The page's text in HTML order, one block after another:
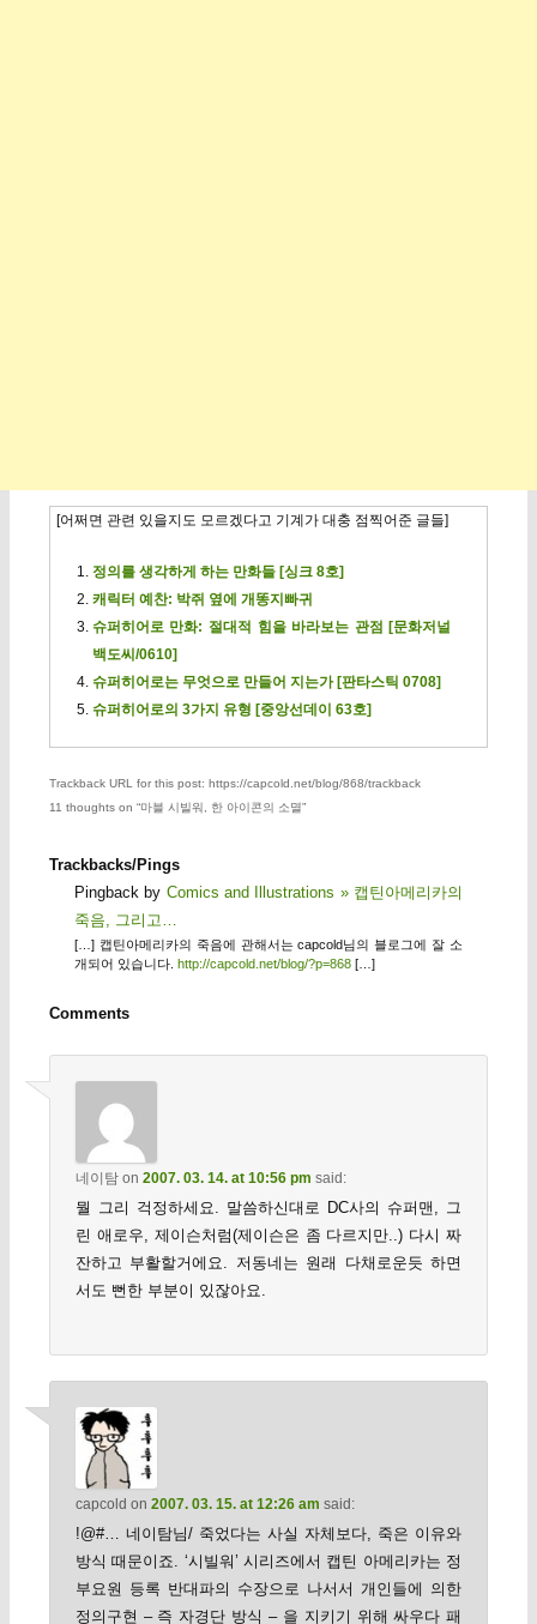
[어쩌면 관련 있을지도 모르겠다고 기계가 대충 점찍어준 글들]
정의를 생각하게 하는 만화들 [싱크 8호]
캐릭터 예찬: 박쥐 옆에 개똥지빠귀
슈퍼히어로 만화: 절대적 힘을 바라보는 관점 [문화저널
백도씨/0610]
슈퍼히어로는 무엇으로 만들어 지는가 [판타스틱 0708]
슈퍼히어로의 3가지 유형 [중앙선데이 63호]
Trackback URL for this post: https://capcold.net/blog/868/trackback
11 thoughts on “마블 시빌워, 한 아이콘의 소멸”
Trackbacks/Pings
Pingback by Comics and Illustrations » 캡틴아메리카의
죽음, 그리고…
[…] 캡틴아메리카의 죽음에 관해서는 capcold님의 블로그에 잘 소
개되어 있습니다. http://capcold.net/blog/?p=868[…]
Comments
네이탐on 2007. 03. 14. at 10:56 pm said:
뭘 그리 걱정하세요. 말씀하신대로 DC사의 슈퍼맨, 그
린 애로우, 제이슨처럼(제이슨은 좀 다르지만..) 다시 짜
잔하고 부활할거에요. 저동네는 원래 다채로운듯 하면
서도 뻔한 부분이 있잖아요.
capcold on 2007. 03. 15. at 12:26 am said:
!@#… 네이탐님/ 죽었다는 사실 자체보다, 죽은 이유와
방식 때문이죠. ‘시빌워’ 시리즈에서 캡틴 아메리카는 정
부요원 등록 반대파의 수장으로 나서서 개인들에 의한
정의구현 – 즉 자경단 방식 – 을 지키기 위해 싸우다 패